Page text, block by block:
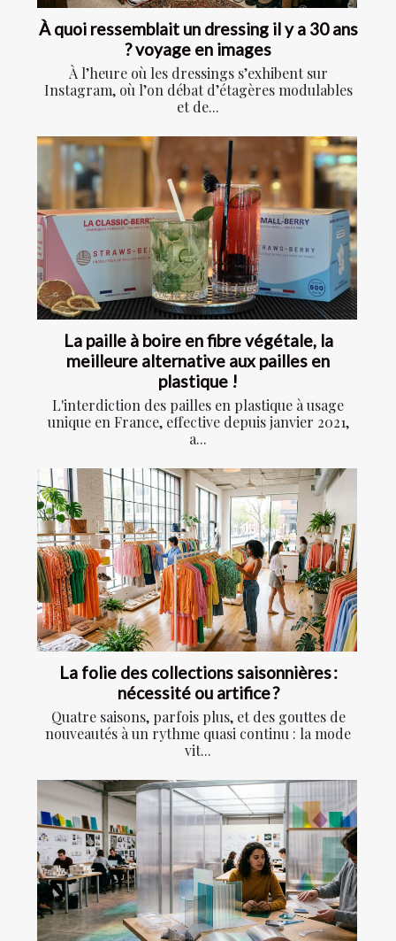
À quoi ressemblait un dressing il y a 30 ans
? voyage en images
À l’heure où les dressings s’exhibent sur
Instagram, où l’on débat d’étagères modulables
et de...
La paille à boire en fibre végétale, la
meilleure alternative aux pailles en
plastique !
L'interdiction des pailles en plastique à usage
unique en France, effective depuis janvier 2021,
a...
La folie des collections saisonnières :
nécessité ou artifice ?
Quatre saisons, parfois plus, et des gouttes de
nouveautés à un rythme quasi continu : la mode
vit...